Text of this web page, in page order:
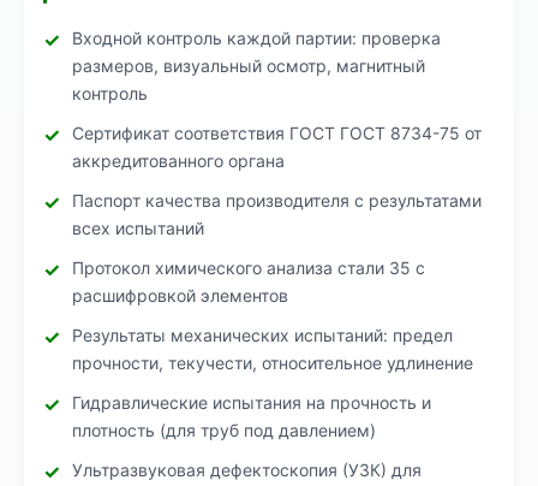
Входной контроль каждой партии: проверка
размеров, визуальный осмотр, магнитный
контроль
Сертификат соответствия ГОСТ ГОСТ 8734-75 от
аккредитованного органа
Паспорт качества производителя с результатами
всех испытаний
Протокол химического анализа стали 35 с
расшифровкой элементов
Результаты механических испытаний: предел
прочности, текучести, относительное удлинение
Гидравлические испытания на прочность и
плотность (для труб под давлением)
Ультразвуковая дефектоскопия (УЗК) для